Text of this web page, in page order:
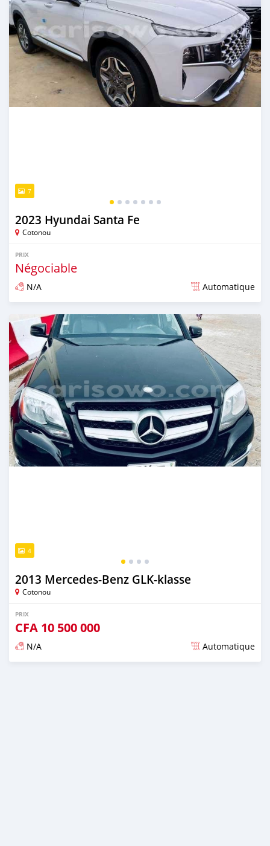
7
2023 Hyundai Santa Fe
Cotonou
PRIX
Négociable
N/A Automatique
Publié il y a presque 3 ans
4
2013 Mercedes-Benz GLK-klasse
Cotonou
PRIX
CFA 10 500 000
N/A Automatique